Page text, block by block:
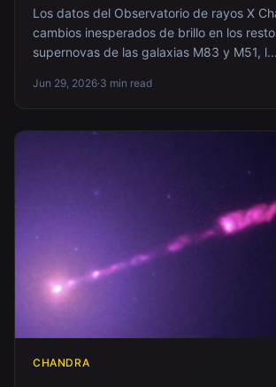
Los datos del Observatorio de rayos X
cambios inesperados de brillo en los
supernovas de las galaxias M83 y M51, l...
Jun 29, 2026·3 min read
CHANDRA